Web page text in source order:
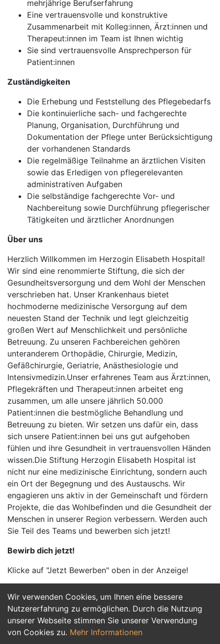
Wir verwenden Cookies, um Ihnen eine bessere
Nutzererfahrung zu ermöglichen. Durch die Nutzung
unserer Webseite stimmen Sie unserer Verwendung
von Cookies zu. Mehr Informationen
mehrjährige Berufserfahrung
Eine vertrauensvolle und konstruktive
Zusammenarbeit mit Kolleg:innen, Ärzt:innen und
Therapeut:innen im Team ist Ihnen wichtig
Sie sind vertrauensvolle Ansprechperson für
Patient:innen
Zuständigkeiten
Die Erhebung und Feststellung des Pflegebedarfs
Die kontinuierliche sach- und fachgerechte
Planung, Organisation, Durchführung und
Dokumentation der Pflege unter Berücksichtigung
der vorhandenen Standards
Die regelmäßige Teilnahme an ärztlichen Visiten
sowie das Erledigen von pflegerelevanten
administrativen Aufgaben
Die selbständige fachgerechte Vor- und
Nachbereitung sowie Durchführung pflegerischer
Tätigkeiten und ärztlicher Anordnungen
Über uns
Herzlich Willkommen im Herzogin Elisabeth Hospital!
Wir sind eine renommierte Stiftung, die sich der
Gesundheitsversorgung und dem Wohl der Menschen
verschrieben hat. Unser Krankenhaus bietet
hochmoderne medizinische Versorgung auf dem
neuesten Stand der Technik und legt gleichzeitig
großen Wert auf Menschlichkeit und persönliche
Betreuung. Zu unseren Fachbereichen gehören
unteranderem Orthopädie, Chirurgie, Medizin,
Gefäßchirurgie, Geriatrie, Anästhesiologie und
Intensivmedizin.Unser erfahrenes Team aus Ärzt:innen,
Pflegekräften und Therapeut:innen arbeitet eng
zusammen, um alle unsere jährlich 50.000
Patient:innen die bestmögliche Behandlung und
Betreuung zu bieten. Wir setzen uns dafür ein, dass
sich unsere Patient:innen bei uns gut aufgehoben
fühlen und ihre Gesundheit in vertrauensvollen Händen
wissen.Die Stiftung Herzogin Elisabeth Hospital ist
nicht nur eine medizinische Einrichtung, sondern auch
ein Ort der Begegnung und des Austauschs. Wir
engagieren uns aktiv in der Gemeinschaft und fördern
Projekte, die das Wohlbefinden und die Gesundheit der
Menschen in unserer Region verbessern. Werden auch
Sie Teil des Teams und bewerben sich jetzt!
Bewirb dich jetzt!
Klicke auf "Jetzt Bewerben" oben in der Anzeige!
Jetzt Bewerben